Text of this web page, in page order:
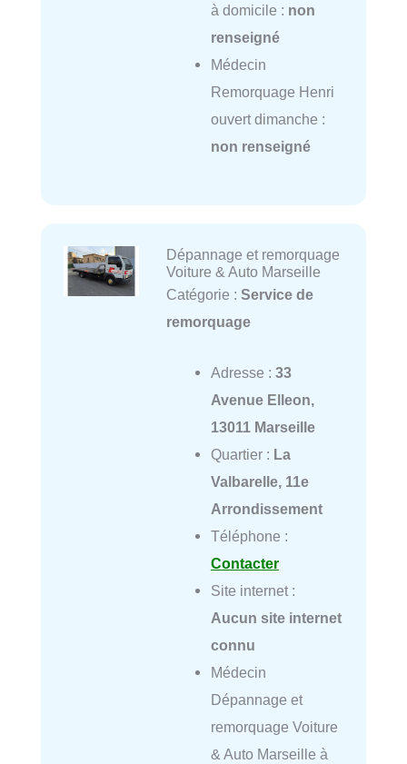
à domicile : non
renseigné
Médecin
Remorquage Henri
ouvert dimanche :
non renseigné
Dépannage et remorquage
Voiture & Auto Marseille
Catégorie : Service de
remorquage
Adresse : 33
Avenue Elleon,
13011 Marseille
Quartier : La
Valbarelle, 11e
Arrondissement
Téléphone :
Contacter
Site internet :
Aucun site internet
connu
Médecin
Dépannage et
remorquage Voiture
& Auto Marseille à